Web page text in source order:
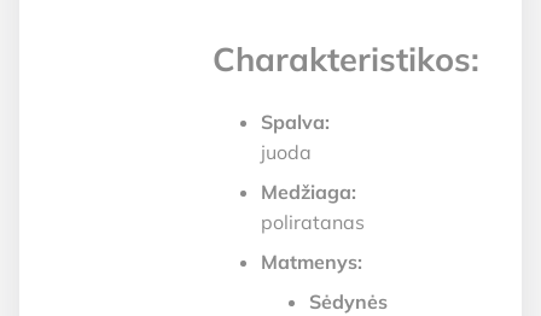
Charakteristikos:
Spalva:
juoda
Medžiaga:
poliratanas
Matmenys:
Sėdynės